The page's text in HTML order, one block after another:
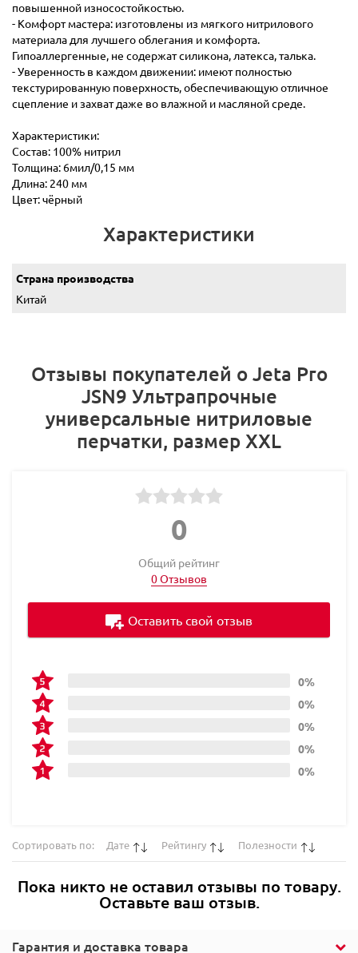
повышенной износостойкостью.
- Комфорт мастера: изготовлены из мягкого нитрилового
материала для лучшего облегания и комфорта.
Гипоаллергенные, не содержат силикона, латекса, талька.
- Уверенность в каждом движении: имеют полностью
текстурированную поверхность, обеспечивающую отличное
сцепление и захват даже во влажной и масляной среде.
Характеристики:
Состав: 100% нитрил
Толщина: 6мил/0,15 мм
Длина: 240 мм
Цвет: чёрный
Характеристики
Страна производства
Китай
Гарантия и доставка товара
Отзывы покупателей о Jeta Pro
JSN9 Ультрапрочные
универсальные нитриловые
перчатки, размер XXL
0
Общий рейтинг
0 Отзывов
0%
0%
0%
0%
0%
Оставить свой отзыв
Сортировать по: Дате Рейтингу Полезности
Пока никто не оставил отзывы по товару.
Оставьте ваш отзыв.